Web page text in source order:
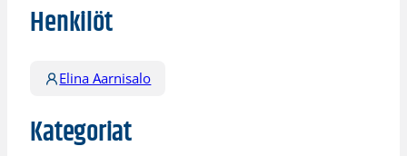
Henkilöt
Elina Aarnisalo
Kategoriat